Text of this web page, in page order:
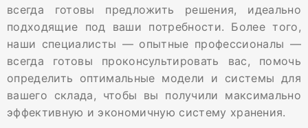
всегда готовы предложить решения, идеально
подходящие под ваши потребности. Более того,
наши специалисты — опытные профессионалы —
всегда готовы проконсультировать вас, помочь
определить оптимальные модели и системы для
вашего склада, чтобы вы получили максимально
эффективную и экономичную систему хранения.